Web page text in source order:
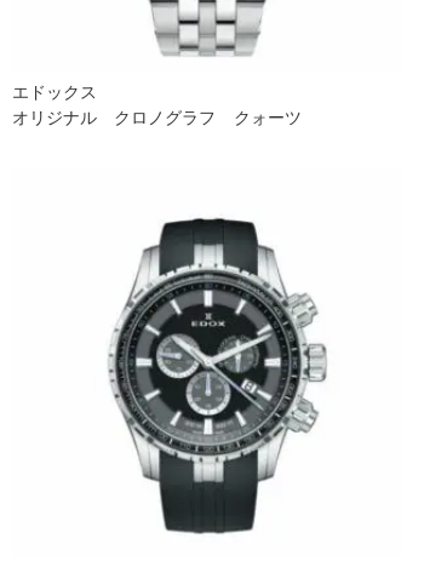
エドックス
オリジナル クロノグラフ クォーツ